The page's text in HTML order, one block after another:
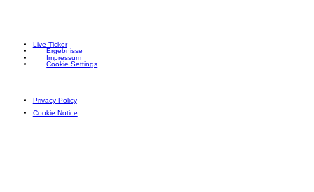
Live-Ticker
Ergebnisse
Impressum
Cookie Settings
Privacy Policy
Cookie Notice